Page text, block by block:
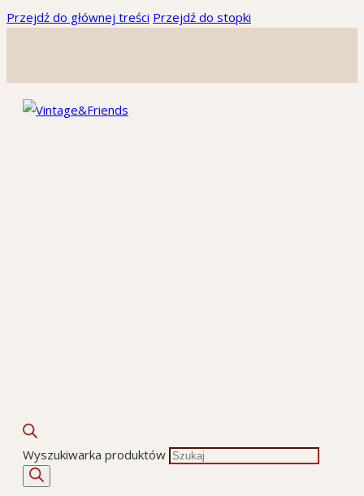
Przejdź do głównej treści Przejdź do stopki
Wyszukiwarka produktów